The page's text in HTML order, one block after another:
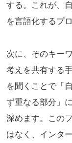
する。これが、
を言語化するプ
次に、そのキー
考えを共有する
を聞くことで「
ず重なる部分」
深めます。この
はなく、インタ